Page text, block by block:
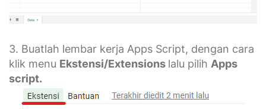
3. Buatlah lembar kerja Apps Script, dengan cara
klik menu Ekstensi/Extensions lalu pilih Apps
script.